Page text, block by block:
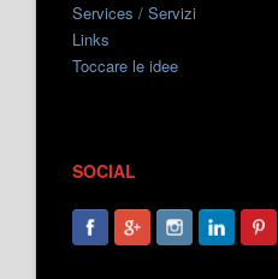
Services / Servizi
Links
Toccare le idee
SOCIAL